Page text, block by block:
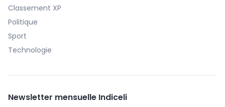
Classement XP
Politique
Sport
Technologie
Newsletter mensuelle Indiceli